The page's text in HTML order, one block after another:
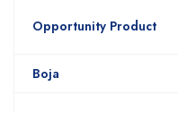
Opportunity Product
Boja